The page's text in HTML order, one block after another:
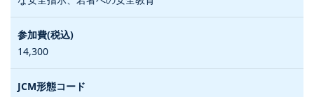
14,300